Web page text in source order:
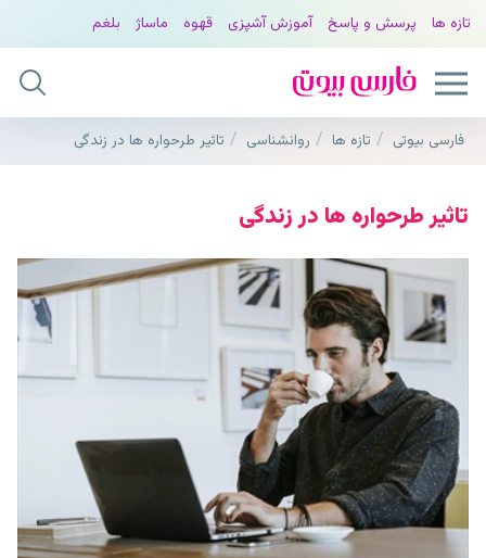
تازه ها پرسش و پاسخ آموزش آشپزی قهوه ماساژ بلغم
فارسی بیوتی تازه ها روانشناسی تاثیر طرحواره ها در زندگی
تاثیر طرحواره ها در زندگی